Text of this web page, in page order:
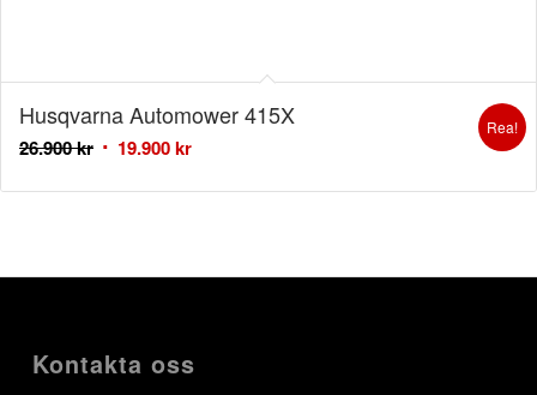
Husqvarna Automower 415X
26.900kr 19.900kr
Rea!
Kontakta oss